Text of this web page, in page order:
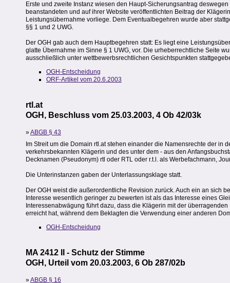
Erste und zweite Instanz wiesen den Haupt-Sicherungsantrag
beanstandeten und auf ihrer Website veröffentlichten Beitrag der
Leistungsübernahme vorliege. Dem Eventualbegehren wurde aber
§§ 1 und 2 UWG.
Der OGH gab auch dem Hauptbegehren statt: Es liegt eine
glatte Übernahme im Sinne § 1 UWG, vor. Die urheberrechtliche Seite
ausschließlich unter wettbewerbsrechtlichen Gesichtspunkten
OGH-Entscheidung
ORF-Artikel vom 20.6.2003
rtl.at
OGH, Beschluss vom 25.03.2003, 4 Ob 42/03k
»ABGB § 43
Im Streit um die Domain rtl.at stehen einander die Namensrechte der
verkehrsbekannten Klägerin und des unter dem - aus den
Decknamen (Pseudonym) rtl oder RTL oder r.t.l. als Werbefachmann,
Die Unterinstanzen gaben der Unterlassungsklage statt.
Der OGH weist die außerordentliche Revision zurück. Auch ein an sich
Interesse wesentlich geringer zu bewerten ist als das Interesse eines
Interessenabwägung führt dazu, dass die Klägerin mit der
erreicht hat, während dem Beklagten die Verwendung einer anderen
OGH-Entscheidung
MA 2412 II - Schutz der Stimme
OGH, Urteil vom 20.03.2003, 6 Ob 287/02b
»ABGB § 16